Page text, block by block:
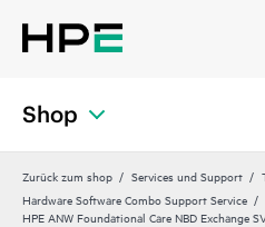
Shop
Zurück zum shop Services und Support
Hardware Software Combo Support Service
HPE ANW Foundational Care NBD Exchange